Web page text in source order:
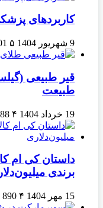
کاربردهای
9 شهریور 1404 ۵
قیر طبیعی
طبیعت
19 خرداد 1404 ۴
داستان کی ام
برندی
15 مهر 1404 ۴ 890